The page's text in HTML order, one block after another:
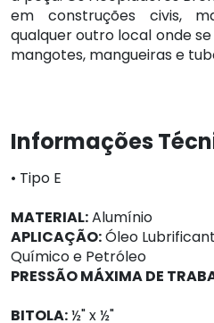
em construções civis,
qualquer outro local onde
mangotes, mangueiras e
Informações
• Tipo E
MATERIAL:Alumínio
APLICAÇÃO:Óleo
Químico e Petróleo
PRESSÃO MÁXIMA DE
BITOLA:½" x ½"